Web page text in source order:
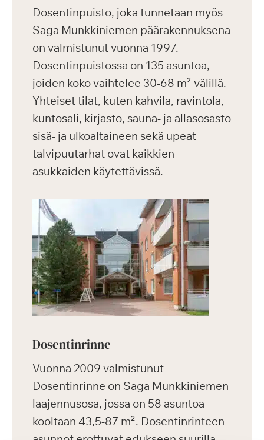
Dosentinpuisto, joka tunnetaan myös
Saga Munkkiniemen päärakennuksena
on valmistunut vuonna 1997.
Dosentinpuistossa on 135 asuntoa,
joiden koko vaihtelee 30-68 m² välillä.
Yhteiset tilat, kuten kahvila, ravintola,
kuntosali, kirjasto, sauna- ja allasosasto
sisä- ja ulkoaltaineen sekä upeat
talvipuutarhat ovat kaikkien
asukkaiden käytettävissä.
Dosentinrinne
Vuonna 2009 valmistunut
Dosentinrinne on Saga Munkkiniemen
laajennusosa, jossa on 58 asuntoa
kooltaan 43,5-87 m². Dosentinrinteen